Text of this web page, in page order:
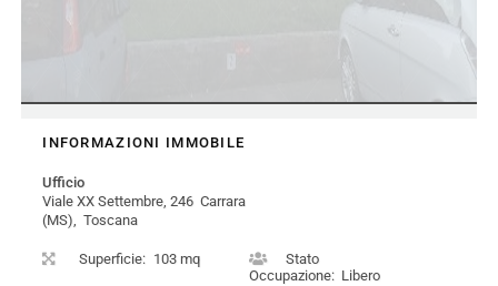
INFORMAZIONI IMMOBILE
Ufficio
Viale XX Settembre, 246 Carrara
(MS), Toscana
Superficie: 103 mq
Stato
Occupazione: Libero